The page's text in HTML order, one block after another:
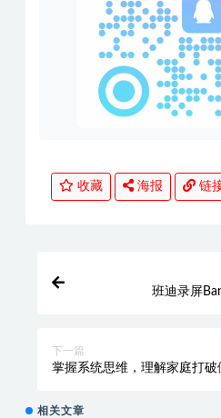
收藏 海报 链
班迪录屏
下一篇
掌握系统思维，理解家庭打破
相关文章